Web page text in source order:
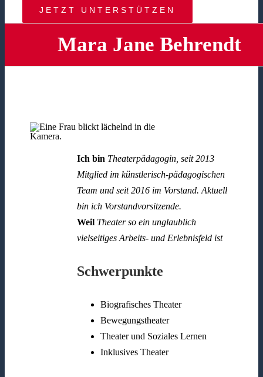
JETZT UNTERSTÜTZEN
Mara Jane Behrendt
Ich bin Theaterpädagogin, seit 2013
Mitglied im künstlerisch-pädagogischen
Team und seit 2016 im Vorstand. Aktuell
bin ich Vorstandvorsitzende.
Weil Theater so ein unglaublich
vielseitiges Arbeits- und Erlebnisfeld ist
Schwerpunkte
Biografisches Theater
Bewegungstheater
Theater und Soziales Lernen
Inklusives Theater